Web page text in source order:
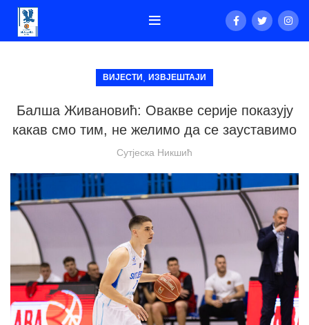
ВИЈЕСТИ ИЗВЈЕШТАЈИ
Балша Живановић: Овакве серије показују
какав смо тим, не желимо да се зауставимо
Сутјеска Никшић